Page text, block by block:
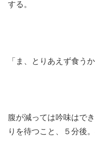
する。
「ま、とりあえず食うか
腹が減っては吟味はで
りを待つこと、５分後